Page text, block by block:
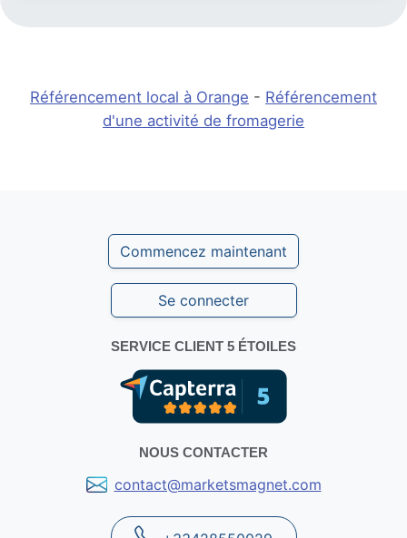
Référencement local à Orange - Référencement
d'une activité de fromagerie
Commencez maintenant
Se connecter
SERVICE CLIENT 5 ÉTOILES
NOUS CONTACTER
contact@marketsmagnet.com